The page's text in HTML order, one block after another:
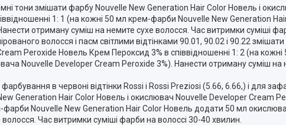
тони змішати фарбу Nouvelle New Generation Hair Color Новель і
1: 1 (на кожні 50 мл крем-фарби Nouvelle New Generation
отриману суміш на немите сухе волосся. Час витримки суміші
волосся і пасм світлими відтінками 90.01, 90.02 і 90.22
Peroxide Новель Крем Пероксид 3% в співвідношенні 1: 2 (на
Nouvelle Developer Cream Peroxide 3%). Нанести отриману суміш на
в червоні відтінки Rossi і Rossi Preziosi (5.66, 6.66,) і для
Generation Hair Color Новель і окислювач Nouvelle Developer Cream
фарби Nouvelle New Generation Hair Color Новель додати 50 мл
Час витримки суміші фарби на волоссі 30-40 хвилин.